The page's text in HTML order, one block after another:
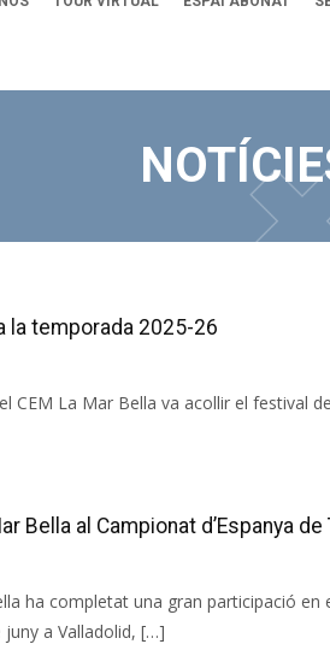
la temporada 2025-26
CEM La Mar Bella va acollir el festival
Bella al Campionat d’Espanya
ha completat una gran participació
juny a Valladolid, […]